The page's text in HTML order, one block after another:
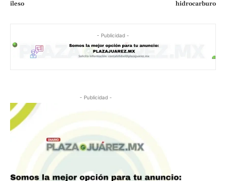
ileso
hidrocarburo
- Publicidad -
- Publicidad -